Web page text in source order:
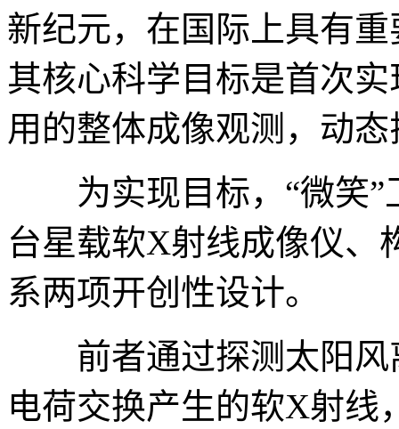
新纪元，在国际上具有
其核心科学目标是首次
用的整体成像观测，动
为实现目标，“微笑”
台星载软X射线成像仪、
系两项开创性设计。
前者通过探测太阳风
电荷交换产生的软X射线